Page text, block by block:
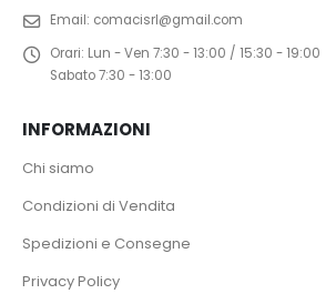
Email: comacisrl@gmail.com
Orari: Lun - Ven 7:30 - 13:00 / 15:30 - 19:00
Sabato 7:30 - 13:00
INFORMAZIONI
Chi siamo
Condizioni di Vendita
Spedizioni e Consegne
Privacy Policy